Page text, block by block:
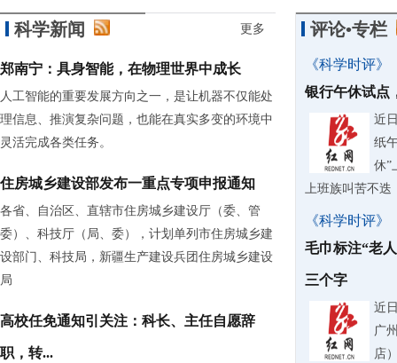
科学新闻 更多
郑南宁：具身智能，在物理世界中成长
人工智能的重要发展方向之一，是让机器不仅能处
理信息、推演复杂问题，也能在真实多变的环境中
灵活完成各类任务。
住房城乡建设部发布一重点专项申报通知
各省、自治区、直辖市住房城乡建设厅（委、管
委）、科技厅（局、委），计划单列市住房城乡建
设部门、科技局，新疆生产建设兵团住房城乡建设
局
高校任免通知引关注：科长、主任自愿辞
职，转...
评论•专栏
《科学时评》
银行午休试点
近
纸
休”
上班族叫苦不迭
《科学时评》
毛巾标注“老
三个字
近
广
店